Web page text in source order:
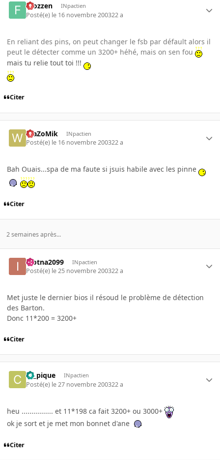
Frozzen INpactien
Posté(e) le 16 novembre 200322 a
En reliant des pins, on peut changer le fsb par défault alors il
peut le détecter comme un 3200+ héhé, mais on sen fou
mais tu relie tout toi !!!
Citer
WaZoMik INpactien
Posté(e) le 16 novembre 200322 a
Bah Ouais...spa de ma faute si jsuis habile avec les pinne
Citer
2 semaines après...
inotna2099 INpactien
Posté(e) le 25 novembre 200322 a
Met juste le dernier bios il résoud le problème de détection
des Barton.
Donc 11*200 = 3200+
Citer
ca_pique INpactien
Posté(e) le 27 novembre 200322 a
heu ................ et 11*198 ca fait 3200+ ou 3000+
ok je sort et je met mon bonnet d'ane
Citer